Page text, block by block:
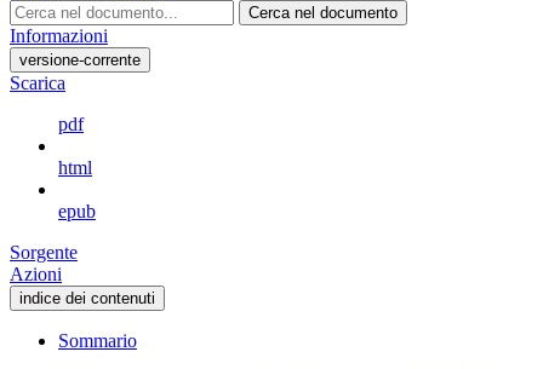
Cerca nel documento
Informazioni
versione-corrente
Scarica
pdf
html
epub
Sorgente
Azioni
indice dei contenuti
Sommario